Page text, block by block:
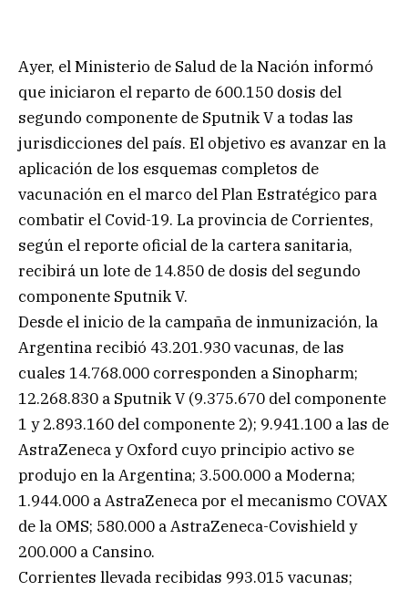
Ayer, el Ministerio de Salud de la Nación informó
que iniciaron el reparto de 600.150 dosis del
segundo componente de Sputnik V a todas las
jurisdicciones del país. El objetivo es avanzar en la
aplicación de los esquemas completos de
vacunación en el marco del Plan Estratégico para
combatir el Covid-19. La provincia de Corrientes,
según el reporte oficial de la cartera sanitaria,
recibirá un lote de 14.850 de dosis del segundo
componente Sputnik V.
Desde el inicio de la campaña de inmunización, la
Argentina recibió 43.201.930 vacunas, de las
cuales 14.768.000 corresponden a Sinopharm;
12.268.830 a Sputnik V (9.375.670 del componente
1 y 2.893.160 del componente 2); 9.941.100 a las de
AstraZeneca y Oxford cuyo principio activo se
produjo en la Argentina; 3.500.000 a Moderna;
1.944.000 a AstraZeneca por el mecanismo COVAX
de la OMS; 580.000 a AstraZeneca-Covishield y
200.000 a Cansino.
Corrientes llevada recibidas 993.015 vacunas;